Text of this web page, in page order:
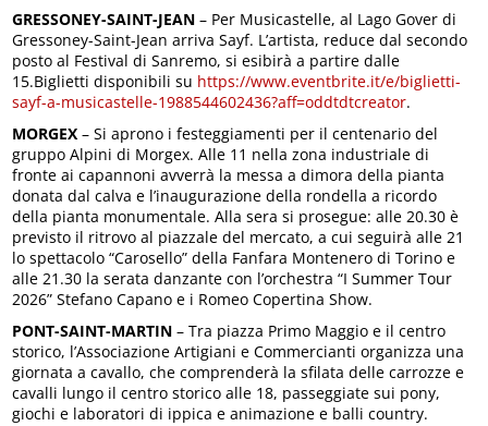
GRESSONEY-SAINT-JEAN – Per Musicastelle, al Lago Gover di
Gressoney-Saint-Jean arriva Sayf. L’artista, reduce dal secondo
posto al Festival di Sanremo, si esibirà a partire dalle
15.Biglietti disponibili su https://www.eventbrite.it/e/biglietti-
sayf-a-musicastelle-1988544602436?aff=oddtdtcreator.
MORGEX – Si aprono i festeggiamenti per il centenario del
gruppo Alpini di Morgex. Alle 11 nella zona industriale di
fronte ai capannoni avverrà la messa a dimora della pianta
donata dal calva e l’inaugurazione della rondella a ricordo
della pianta monumentale. Alla sera si prosegue: alle 20.30 è
previsto il ritrovo al piazzale del mercato, a cui seguirà alle 21
lo spettacolo “Carosello” della Fanfara Montenero di Torino e
alle 21.30 la serata danzante con l’orchestra “I Summer Tour
2026” Stefano Capano e i Romeo Copertina Show.
PONT-SAINT-MARTIN – Tra piazza Primo Maggio e il centro
storico, l’Associazione Artigiani e Commercianti organizza una
giornata a cavallo, che comprenderà la sfilata delle carrozze e
cavalli lungo il centro storico alle 18, passeggiate sui pony,
giochi e laboratori di ippica e animazione e balli country.